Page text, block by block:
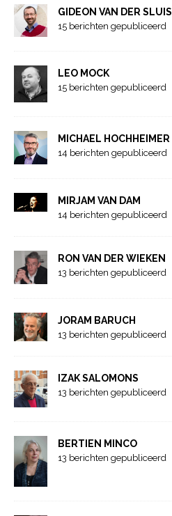
GIDEON VAN DER SLUIS
15 berichten gepubliceerd
LEO MOCK
15 berichten gepubliceerd
MICHAEL HOCHHEIMER
14 berichten gepubliceerd
MIRJAM VAN DAM
14 berichten gepubliceerd
RON VAN DER WIEKEN
13 berichten gepubliceerd
JORAM BARUCH
13 berichten gepubliceerd
IZAK SALOMONS
13 berichten gepubliceerd
BERTIEN MINCO
13 berichten gepubliceerd